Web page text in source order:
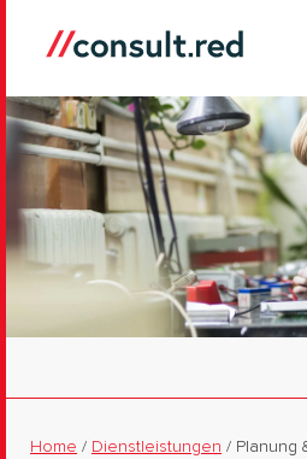
Home / Dienstleistungen / Planung